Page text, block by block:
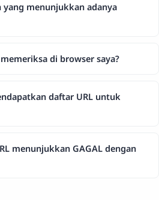
yang menunjukkan adanya
di browser saya?
daftar URL untuk
menunjukkan GAGAL dengan